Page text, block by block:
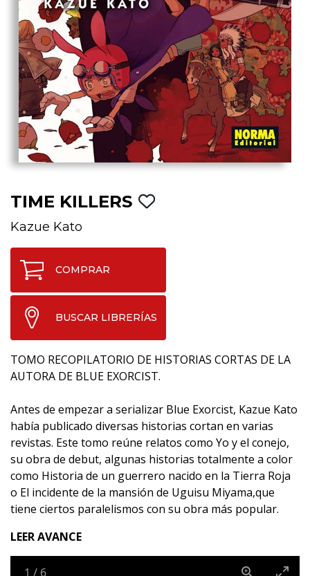
TIME KILLERS
Kazue Kato
COMPRAR
BUSCAR LIBRERÍAS
TOMO RECOPILATORIO DE HISTORIAS CORTAS DE LA
AUTORA DE BLUE EXORCIST.
Antes de empezar a serializar Blue Exorcist, Kazue Kato
había publicado diversas historias cortan en varias
revistas. Este tomo reúne relatos como Yo y el conejo,
su obra de debut, algunas historias totalmente a color
como Historia de un guerrero nacido en la Tierra Roja
o El incidente de la mansión de Uguisu Miyama,que
tiene ciertos paralelismos con su obra más popular.
LEER AVANCE
1 / 6